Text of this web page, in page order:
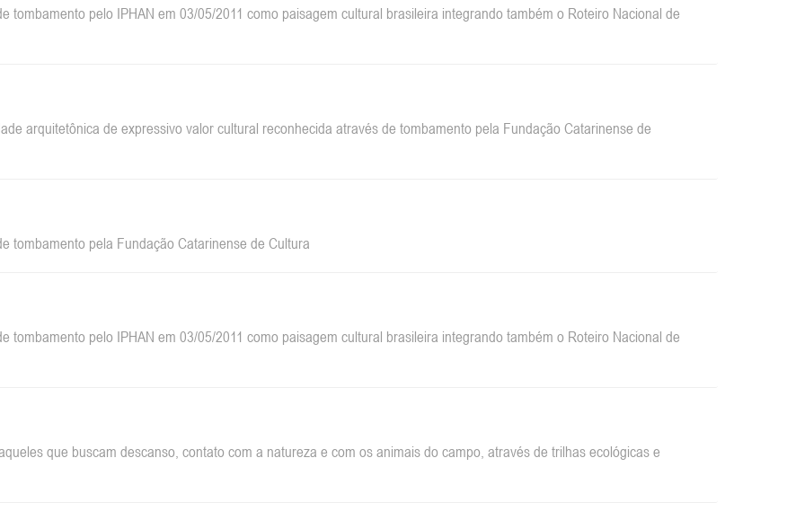
tombamento pelo IPHAN em 03/05/2011 como paisagem cultural brasileira integrando também o Roteiro Nacional de
arquitetônica de expressivo valor cultural reconhecida através de tombamento pela Fundação Catarinense de
tombamento pela Fundação Catarinense de Cultura
tombamento pelo IPHAN em 03/05/2011 como paisagem cultural brasileira integrando também o Roteiro Nacional de
que buscam descanso, contato com a natureza e com os animais do campo, através de trilhas ecológicas e